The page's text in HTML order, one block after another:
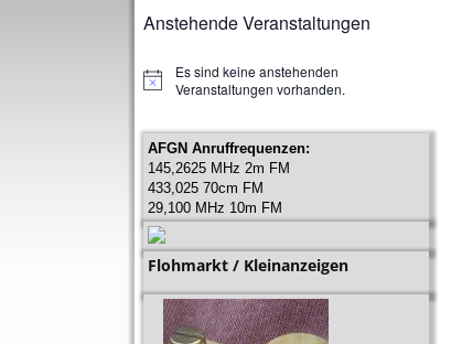
Anstehende Veranstaltungen
H
w
e
s
Es sind keine anstehenden
Veranstaltungen vorhanden.
AFGN Anruffrequenzen:
145,2625 MHz 2m FM
433,025 70cm FM
29,100 MHz 10m FM
Flohmarkt / Kleinanzeigen